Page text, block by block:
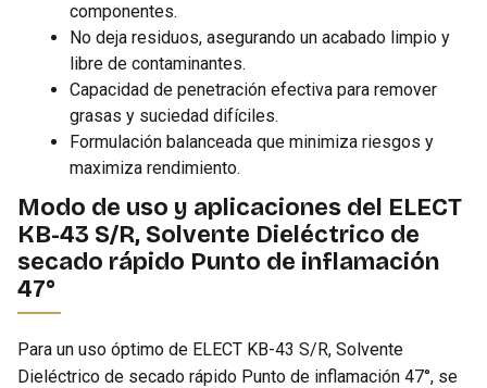
componentes.
No deja residuos, asegurando un acabado limpio y
libre de contaminantes.
Capacidad de penetración efectiva para remover
grasas y suciedad difíciles.
Formulación balanceada que minimiza riesgos y
maximiza rendimiento.
Modo de uso y aplicaciones del ELECT
KB-43 S/R, Solvente Dieléctrico de
secado rápido Punto de inflamación
47°
Para un uso óptimo de ELECT KB-43 S/R, Solvente
Dieléctrico de secado rápido Punto de inflamación 47°, se